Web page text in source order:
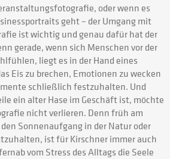
oder wenn es
geht – der Umgang mit
ist wichtig und genau dafür hat der
gerade, wenn sich Menschen vor der
liegt es in der Hand eines
Eis zu brechen, Emotionen zu wecken
schließlich festzuhalten. Und
ein alter Hase im Geschäft ist, möchte
nicht verlieren. Denn früh am
Sonnenaufgang in der Natur oder
ist für Kirschner immer auch
vom Stress des Alltags die Seele